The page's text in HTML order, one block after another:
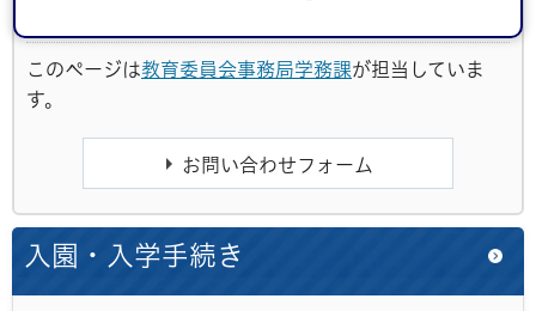
このページは教育委員会事務局学務課が担当していま
す。
入園・入学手続き